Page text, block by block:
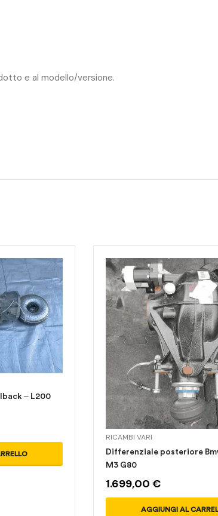
e al modello/versione.
– L200
RICAMBI VARI
Differenziale posteriore
M3 G80
1.699,00 €
AGGIUNGI AL